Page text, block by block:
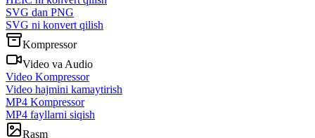
SVG dan PNG
SVG ni konvert qilish
Kompressor
Video va Audio
Video Kompressor
Video hajmini kamaytirish
MP4 Kompressor
MP4 fayllarni siqish
Rasm